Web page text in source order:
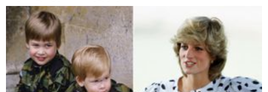
რამ გამოიწვია საქართველოს
ელექტროენერგეტიკული სისტემის სრული
გათიშვა - რას ამბობს სემეკ-ის წევრი
23:14 / 06-08-2026